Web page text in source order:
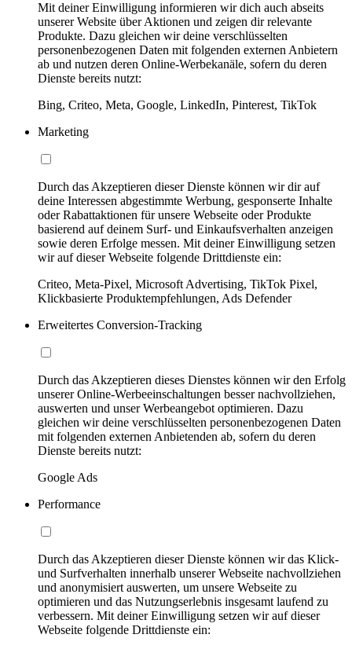
Mit deiner Einwilligung informieren wir dich auch abseits
unserer Website über Aktionen und zeigen dir relevante
Produkte. Dazu gleichen wir deine verschlüsselten
personenbezogenen Daten mit folgenden externen Anbietern
ab und nutzen deren Online-Werbekanäle, sofern du deren
Dienste bereits nutzt:
Bing, Criteo, Meta, Google, LinkedIn, Pinterest, TikTok
Marketing
Durch das Akzeptieren dieser Dienste können wir dir auf
deine Interessen abgestimmte Werbung, gesponserte Inhalte
oder Rabattaktionen für unsere Webseite oder Produkte
basierend auf deinem Surf- und Einkaufsverhalten anzeigen
sowie deren Erfolge messen. Mit deiner Einwilligung setzen
wir auf dieser Webseite folgende Drittdienste ein:
Criteo, Meta-Pixel, Microsoft Advertising, TikTok Pixel,
Klickbasierte Produktempfehlungen, Ads Defender
Erweitertes Conversion-Tracking
Durch das Akzeptieren dieses Dienstes können wir den Erfolg
unserer Online-Werbeeinschaltungen besser nachvollziehen,
auswerten und unser Werbeangebot optimieren. Dazu
gleichen wir deine verschlüsselten personenbezogenen Daten
mit folgenden externen Anbietenden ab, sofern du deren
Dienste bereits nutzt:
Google Ads
Performance
Durch das Akzeptieren dieser Dienste können wir das Klick-
und Surfverhalten innerhalb unserer Webseite nachvollziehen
und anonymisiert auswerten, um unsere Webseite zu
optimieren und das Nutzungserlebnis insgesamt laufend zu
verbessern. Mit deiner Einwilligung setzen wir auf dieser
Webseite folgende Drittdienste ein: